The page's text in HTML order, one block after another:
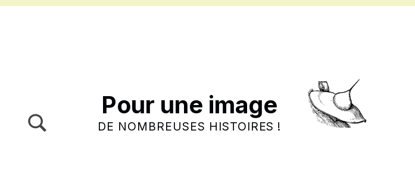
Pour une image
DE NOMBREUSES HISTOIRES !